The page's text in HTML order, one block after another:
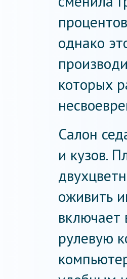
однако
которых
Салон
и кузов.
оживить
включает
рулевую